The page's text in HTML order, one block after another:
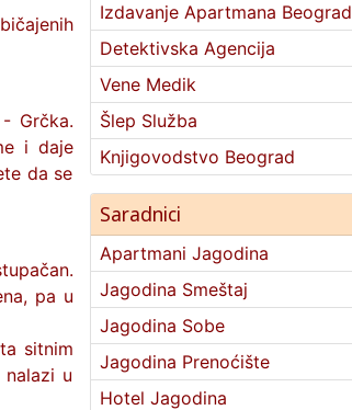
- Grčka.
i daje
da se
pa u
sitnim
u
Izdavanje Apartmana Beograd
Detektivska Agencija
Vene Medik
Šlep Služba
Knjigovodstvo Beograd
Saradnici
Apartmani Jagodina
Jagodina Smeštaj
Jagodina Sobe
Jagodina Prenoćište
Hotel Jagodina